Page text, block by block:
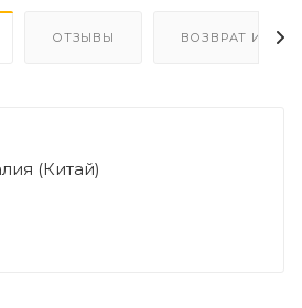
ОТЗЫВЫ ВОЗВРАТ И
(Китай)